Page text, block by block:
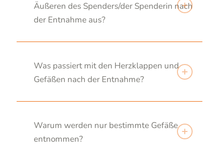
Äußeren des Spenders/der Spenderin nach
der Entnahme aus?
Was passiert mit den Herzklappen und
Gefäßen nach der Entnahme?
Warum werden nur bestimmte Gefäße
entnommen?